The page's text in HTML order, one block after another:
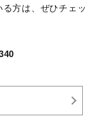
方は、ぜひチェッ